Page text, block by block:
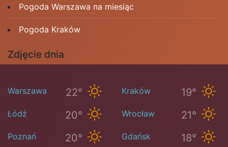
Pogoda Warszawa na miesiąc
Pogoda Kraków
Zdjęcie dnia
Warszawa 22° Kraków 19°
Łódź 20° Wrocław 21°
Poznań 20° Gdańsk 18°